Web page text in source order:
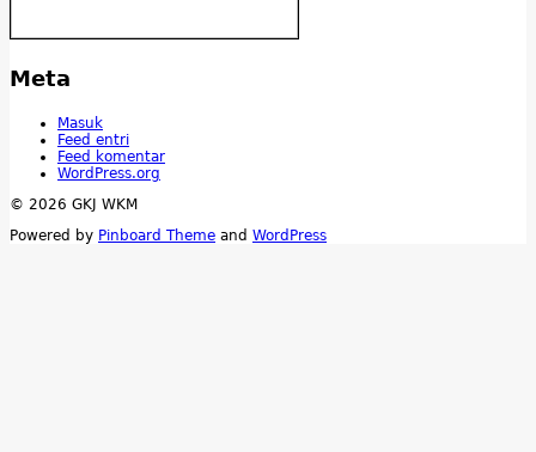
Meta
Masuk
Feed entri
Feed komentar
WordPress.org
© 2026 GKJ WKM
Powered by Pinboard Theme and WordPress